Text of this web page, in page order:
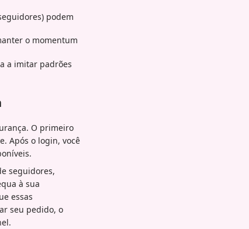
podem
o momentum
a imitar padrões
O primeiro
Após o login, você
seguidores,
à sua
essas
seu pedido, o